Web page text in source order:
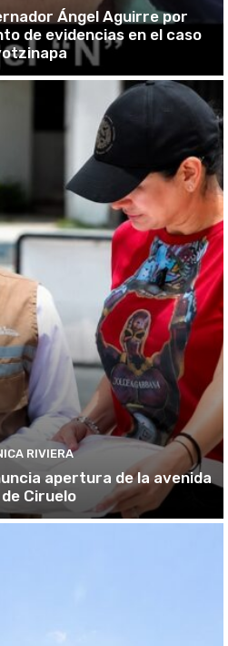
Ángel Aguirre por
de evidencias en el caso
RIVIERA
apertura de la avenida
Ciruelo